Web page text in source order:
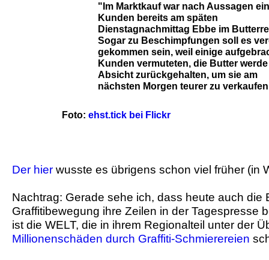
"Im Marktkauf war nach Aussagen
Kunden bereits am späten
Dienstagnachmittag Ebbe im
Sogar zu Beschimpfungen soll es
gekommen sein, weil einige
Kunden vermuteten, die Butter
Absicht zurückgehalten, um sie am
nächsten Morgen teurer zu
Foto: ehst.tick bei Flickr
Der hier wusste es übrigens schon viel früher (in
Nachtrag: Gerade sehe ich, dass heute auch die
Graffitibewegung ihre Zeilen in der Tagespresse
ist die WELT, die in ihrem Regionalteil unter der
Millionenschäden durch Graffiti-Schmierereien